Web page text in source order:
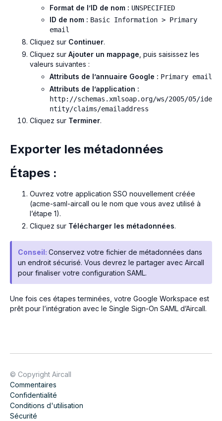
Format de l’ID de nom : UNSPECIFIED
ID de nom : Basic Information > Primary
email
Cliquez sur Continuer.
Cliquez sur Ajouter un mappage , puis saisissez les
valeurs suivantes :
Attributs de l’annuaire Google : Primary email
Attributs de l’application :
http://schemas.xmlsoap.org/ws/2005/05/ide
ntity/claims/emailaddress
Cliquez sur Terminer.
Exporter les métadonnées
Étapes :
Ouvrez votre application SSO nouvellement créée
(acme-saml-aircall ou le nom que vous avez utilisé à
l’étape 1).
Cliquez sur Télécharger les métadonnées.
Conseil: Conservez votre fichier de métadonnées dans
un endroit sécurisé. Vous devrez le partager avec Aircall
pour finaliser votre configuration SAML.
Une fois ces étapes terminées, votre Google Workspace est
prêt pour l’intégration avec le Single Sign-On SAML d’Aircall.
© Copyright Aircall
Commentaires
Confidentialité
Conditions d'utilisation
Sécurité